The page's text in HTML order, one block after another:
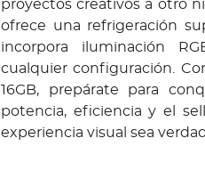
proyectos creativos a otro
ofrece una refrigeración
incorpora iluminación
cualquier configuración.
16GB, prepárate para
potencia, eficiencia y el
experiencia visual sea